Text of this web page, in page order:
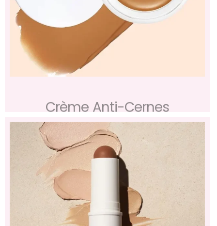
Crème Anti-Cernes